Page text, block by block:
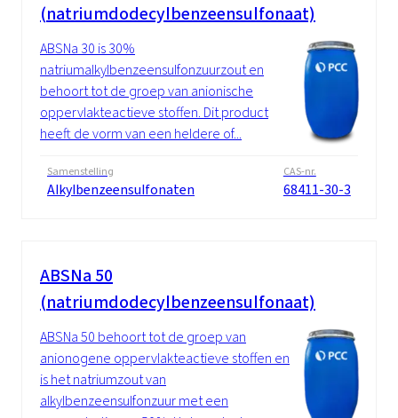
(natriumdodecylbenzeensulfonaat)
ABSNa 30 is 30%
natriumalkylbenzeensulfonzuurzout en
behoort tot de groep van anionische
oppervlakteactieve stoffen. Dit product
heeft de vorm van een heldere of...
Samenstelling
Alkylbenzeensulfonaten
CAS-nr.
68411-30-3
ABSNa 50
(natriumdodecylbenzeensulfonaat)
ABSNa 50 behoort tot de groep van
anionogene oppervlakteactieve stoffen en
is het natriumzout van
alkylbenzeensulfonzuur met een